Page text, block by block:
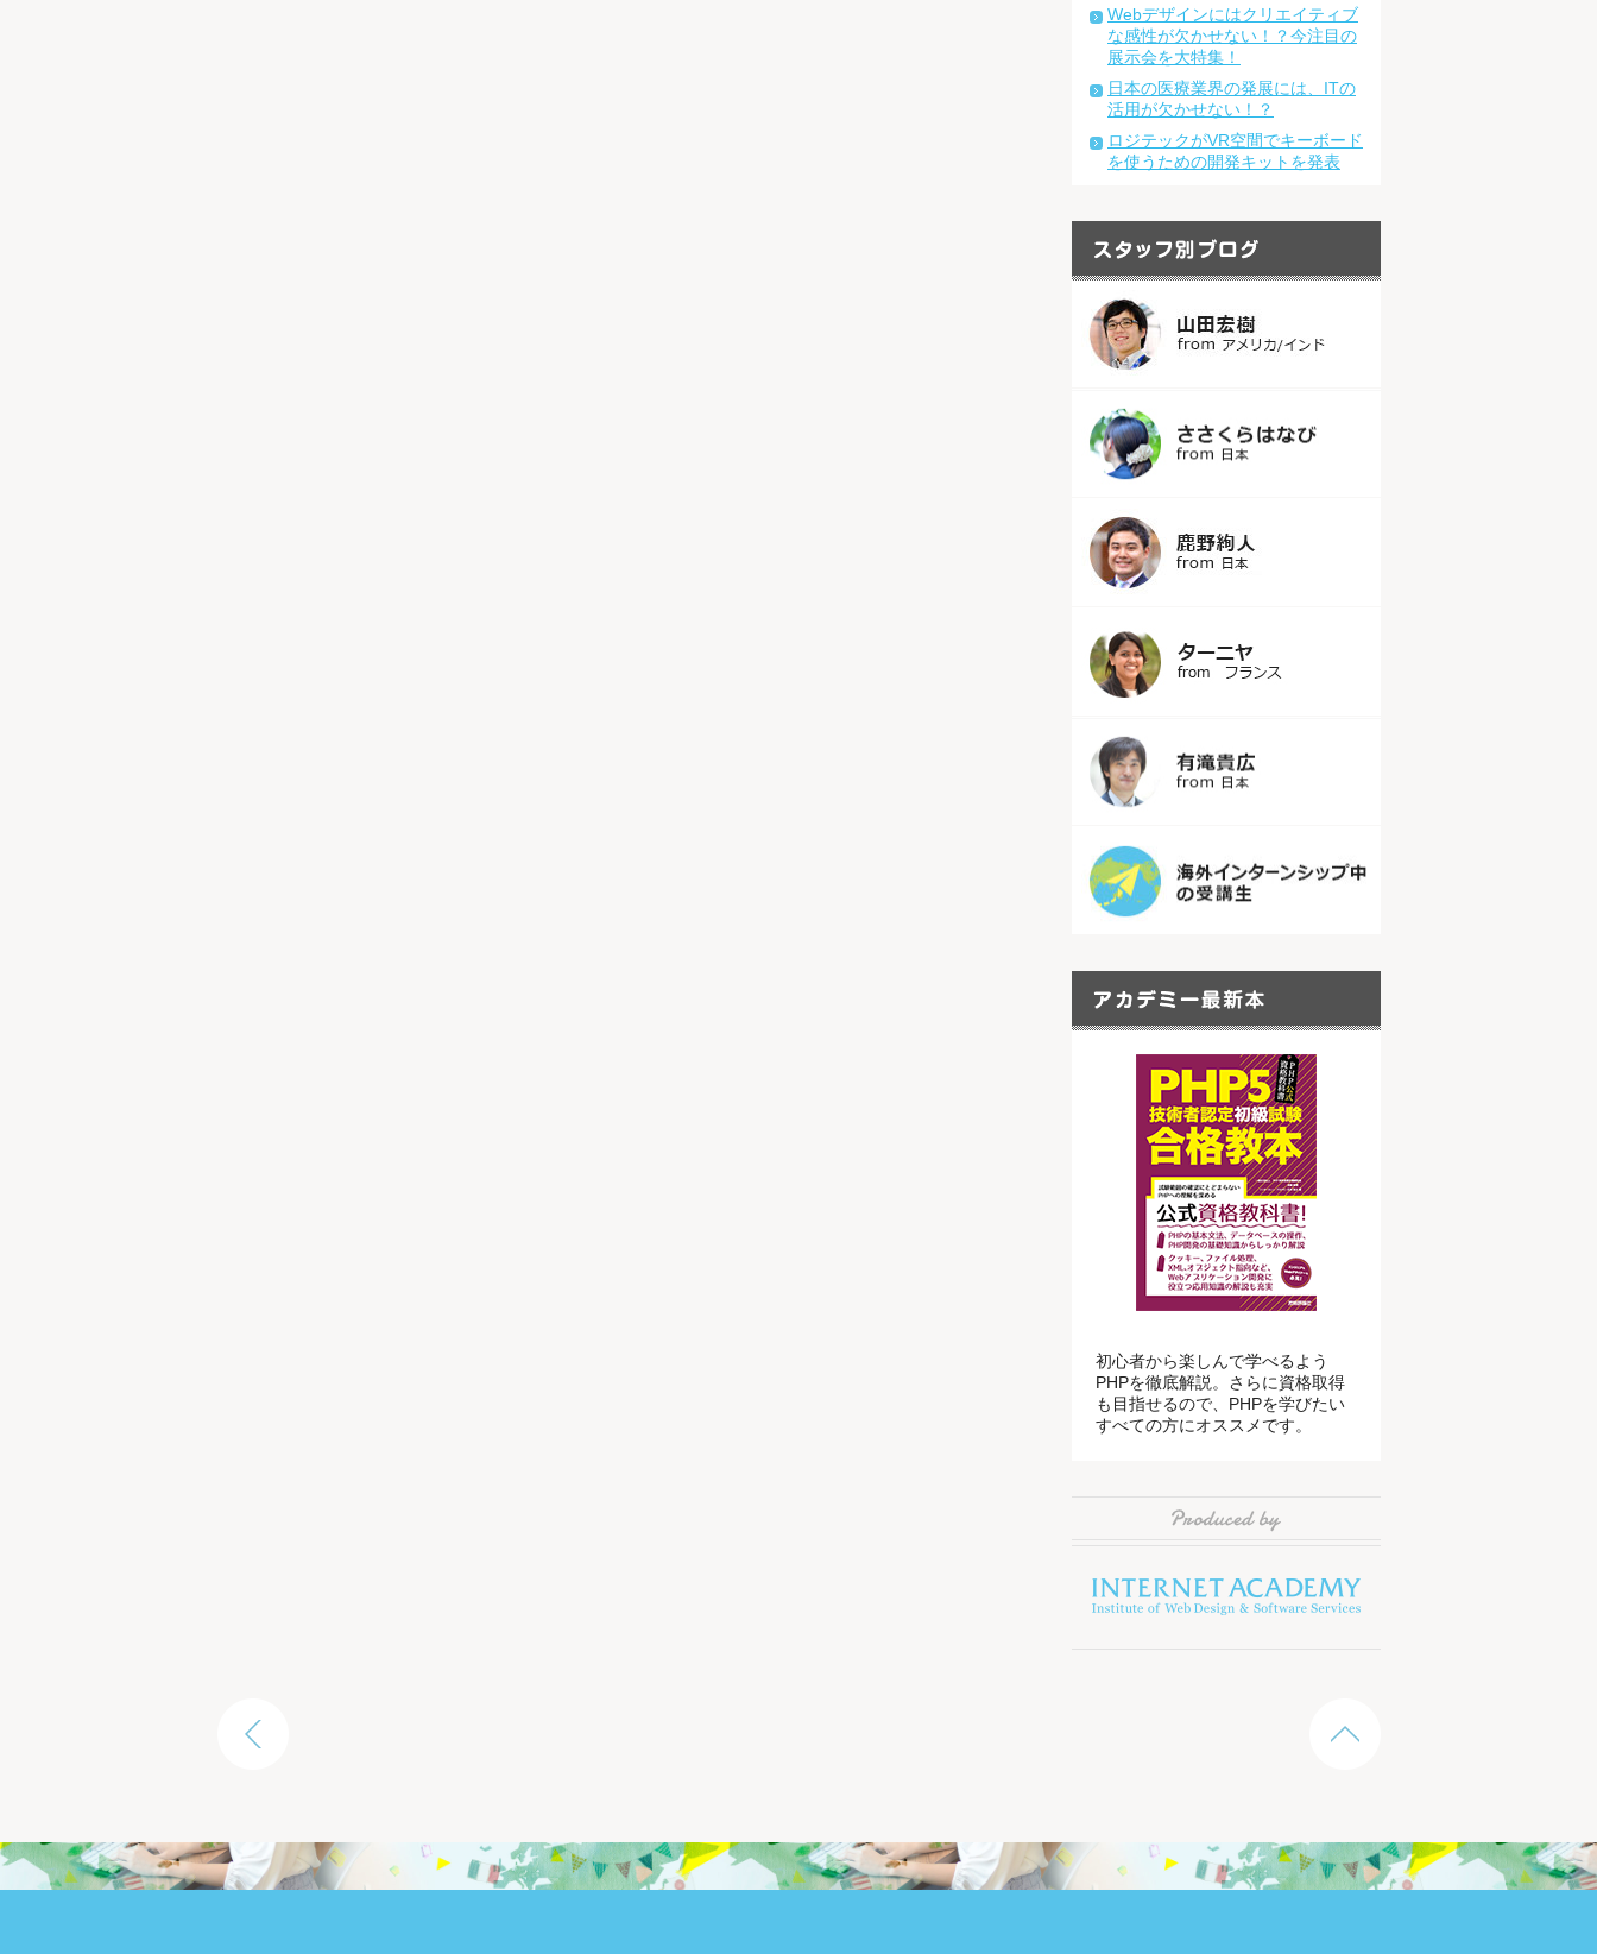
Webデザインにはクリエイティブ
な感性が欠かせない！？今注目の
展示会を大特集！
日本の医療業界の発展には、ITの
活用が欠かせない！？
ロジテックがVR空間でキーボード
を使うための開発キットを発表
初心者から楽しんで学べるよう
PHPを徹底解説。さらに資格取得
も目指せるので、PHPを学びたい
すべての方にオススメです。